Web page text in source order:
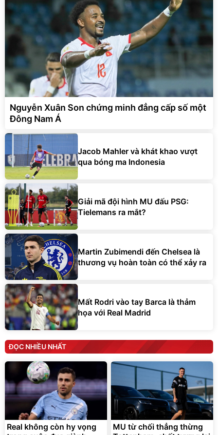
Nguyễn Xuân Son chứng minh đẳng cấp số một
Đông Nam Á
Jacob Mahler và khát khao vượt
qua bóng ma Indonesia
Giải mã đội hình MU đấu PSG:
Tielemans ra mắt?
Martin Zubimendi đến Chelsea là
thương vụ hoàn toàn có thể xảy ra
Mất Rodri vào tay Barca là thảm
họa với Real Madrid
ĐỌC NHIỀU NHẤT
Real không còn hy vọng
MU từ chối thẳng thừng